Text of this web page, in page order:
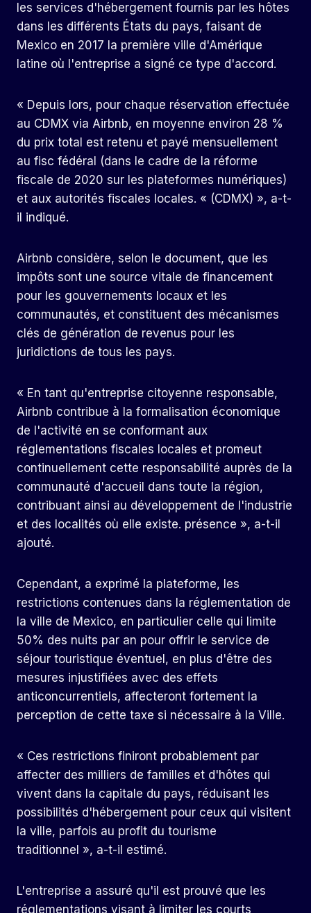
les services d'hébergement fournis par les hôtes
dans les différents États du pays, faisant de
Mexico en 2017 la première ville d'Amérique
latine où l'entreprise a signé ce type d'accord.
« Depuis lors, pour chaque réservation effectuée
au CDMX via Airbnb, en moyenne environ 28 %
du prix total est retenu et payé mensuellement
au fisc fédéral (dans le cadre de la réforme
fiscale de 2020 sur les plateformes numériques)
et aux autorités fiscales locales. « (CDMX) », a-t-
il indiqué.
Airbnb considère, selon le document, que les
impôts sont une source vitale de financement
pour les gouvernements locaux et les
communautés, et constituent des mécanismes
clés de génération de revenus pour les
juridictions de tous les pays.
« En tant qu'entreprise citoyenne responsable,
Airbnb contribue à la formalisation économique
de l'activité en se conformant aux
réglementations fiscales locales et promeut
continuellement cette responsabilité auprès de la
communauté d'accueil dans toute la région,
contribuant ainsi au développement de l'industrie
et des localités où elle existe. présence », a-t-il
ajouté.
Cependant, a exprimé la plateforme, les
restrictions contenues dans la réglementation de
la ville de Mexico, en particulier celle qui limite
50% des nuits par an pour offrir le service de
séjour touristique éventuel, en plus d'être des
mesures injustifiées avec des effets
anticoncurrentiels, affecteront fortement la
perception de cette taxe si nécessaire à la Ville.
« Ces restrictions finiront probablement par
affecter des milliers de familles et d'hôtes qui
vivent dans la capitale du pays, réduisant les
possibilités d'hébergement pour ceux qui visitent
la ville, parfois au profit du tourisme
traditionnel », a-t-il estimé.
L'entreprise a assuré qu'il est prouvé que les
réglementations visant à limiter les courts